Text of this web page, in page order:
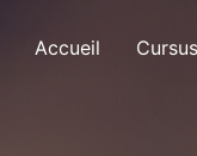
Accueil Cursus